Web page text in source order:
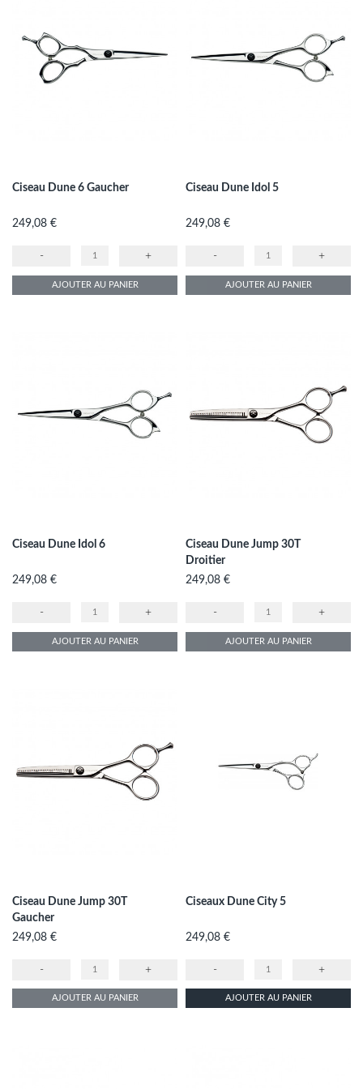
Ciseau Dune 6 Gaucher
Prix
249,08 €
- +
AJOUTER AU PANIER
Ciseau Dune Idol 5
Prix
249,08 €
- +
AJOUTER AU PANIER
Ciseau Dune Idol 6
Prix
249,08 €
- +
AJOUTER AU PANIER
Ciseau Dune Jump 30T
Droitier
Prix
249,08 €
- +
AJOUTER AU PANIER
Ciseau Dune Jump 30T
Gaucher
Prix
249,08 €
- +
AJOUTER AU PANIER
Ciseaux Dune City 5
Prix
249,08 €
- +
AJOUTER AU PANIER